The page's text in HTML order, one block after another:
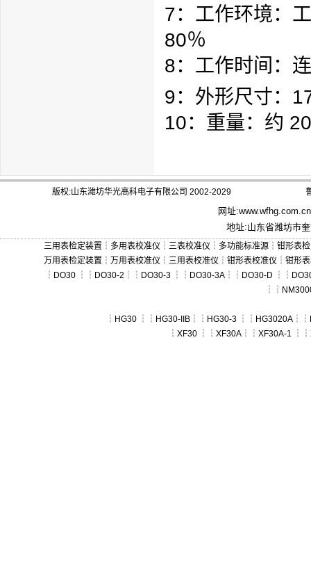
7：工作环境：
80％
8：工作时间：
9：外形尺寸：
10：重量：约
版权:山东潍坊华光高科电子有限公司 2002-2029
网址:www.wfhg.com.cn
地址:山东省潍坊市
三用表检定装置 ┆ 多用表校准仪 ┆ 三表校准仪 ┆ 多功能标准源 ┆ 钳形表
万用表检定装置 ┆ 万用表校准仪 ┆ 三用表校准仪 ┆ 钳形表校准仪 ┆ 钳形
┆ DO30 ┆┆ DO30-2 ┆┆ DO30-3 ┆┆ DO30-3A ┆┆ DO30-D ┆┆
┆┆
┆ HG30 ┆┆ HG30-IIB ┆┆ HG30-3 ┆┆ HG3020A ┆┆
┆ XF30 ┆┆ XF30A ┆┆ XF30A-1 ┆┆